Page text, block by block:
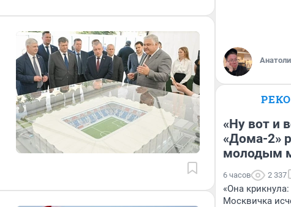
«Ну вот и
«Дома-2»
молодым
6 часов 2 337
«Она
Москвичка